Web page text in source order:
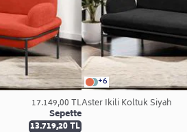
17.149,00 TL
Sepette
13.719,20 TL
+6
Aster İkili Koltuk Siyah